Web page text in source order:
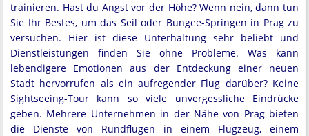
trainieren. Hast du Angst vor der Höhe? Wenn nein, dann tun
Sie Ihr Bestes, um das Seil oder Bungee-Springen in Prag zu
versuchen. Hier ist diese Unterhaltung sehr beliebt und
Dienstleistungen finden Sie ohne Probleme. Was kann
lebendigere Emotionen aus der Entdeckung einer neuen
Stadt hervorrufen als ein aufregender Flug darüber? Keine
Sightseeing-Tour kann so viele unvergessliche Eindrücke
geben. Mehrere Unternehmen in der Nähe von Prag bieten
die Dienste von Rundflügen in einem Flugzeug, einem